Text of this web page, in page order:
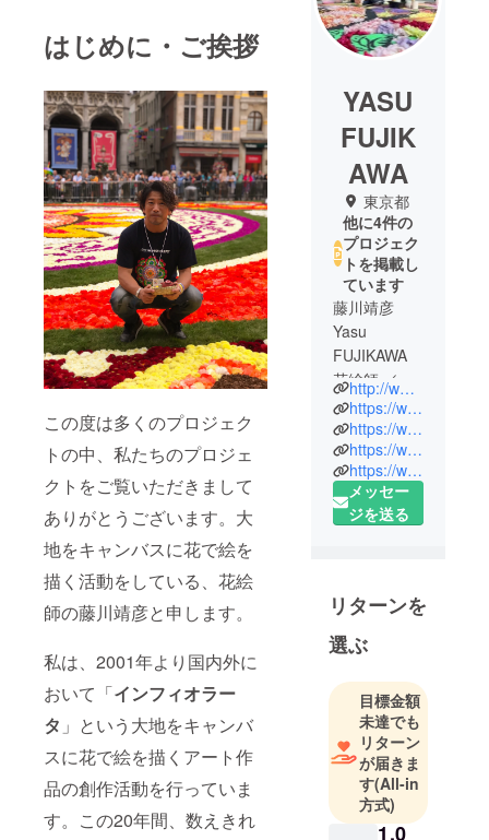
はじめに・ご挨拶
この度は多くのプロジェク
トの中、私たちのプロジェ
クトをご覧いただきまして
ありがとうございます。大
地をキャンバスに花で絵を
描く活動をしている、花絵
師の藤川靖彦と申します。
私は、2001年より国内外に
おいて「インフィオラー
タ 」という大地をキャンバ
スに花で絵を描くアート作
品の創作活動を行っていま
す。この20年間、数えきれ
YASU
FUJIK
AWA
東京都
他に4件の
プロジェク
トを掲載し
ています
藤川靖彦
Yasu
FUJIKAWA
花絵師 ／
Flowerscape
Artist
一般社団法
人花絵文化
協会 代表理
1961 年東京
生まれ。日
本大学芸術
科卒業。
限りある命
＝Ephemeral
をテーマ
に、国内外
において花
やキャンド
http://www.hanae.or.jp/wordpress/
https://www.tokyo-infiorata.com/
https://www.youtube.com/channel/UCo4O_cTXMzUAXH_0C4ATPYQ
https://www.facebook.com/flowersyell2011/
https://www.facebook.com/HANAEJAPAN2017/
メッセー
ジを送る
リターンを
選ぶ
目標金額
未達でも
リターン
が届きま
す(All-in
方式)
1,0